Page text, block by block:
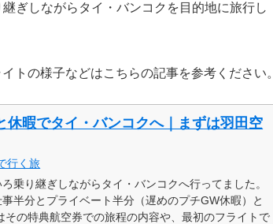
ぎしながらタイ・バンコクを目的地に旅行し
トの様子などはこちらの記事を参考ください。
休暇でタイ・バンコクへ｜まずは羽田空
行く旅
乗り継ぎしながらタイ・バンコクへ行ってました。
半分とプライベート半分（遅めのプチGW休暇）と
の特典航空券での旅程の内容や、最初のフライトで